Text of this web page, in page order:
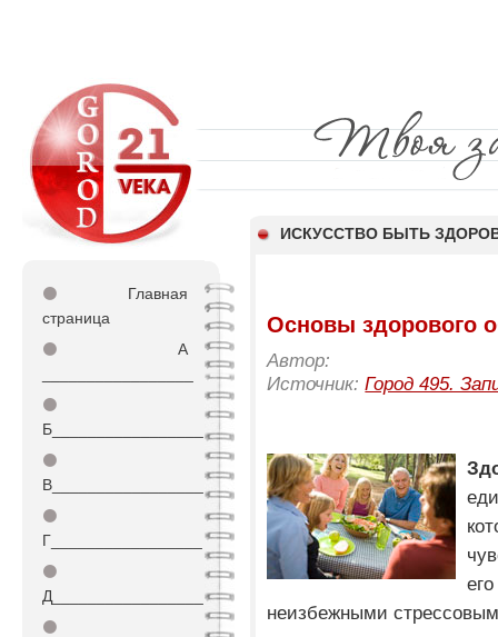
ИСКУССТВО БЫТЬ
⚫
Главная
страница
⚫
А
⚫
Б_________________
⚫
В_________________
⚫
Г_________________
⚫
Д_________________
⚫
Основы здорового
Автор:
Источник:Город 495.
неизбежными